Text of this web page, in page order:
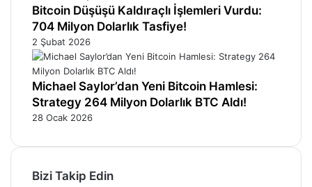
Bitcoin Düşüşü Kaldıraçlı İşlemleri Vurdu:
704 Milyon Dolarlık Tasfiye!
2 Şubat 2026
Michael Saylor’dan Yeni Bitcoin Hamlesi:
Strategy 264 Milyon Dolarlık BTC Aldı!
28 Ocak 2026
Bizi Takip Edin